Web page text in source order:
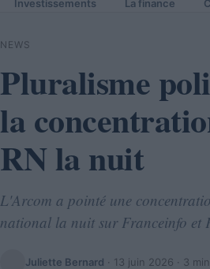
Investissements La finance
NEWS
Pluralisme
la
RN la nuit
L'Arcom a pointé une
national la nuit sur Franceinfo et
Juliette Bernard · 13 juin 2026 · 3 min